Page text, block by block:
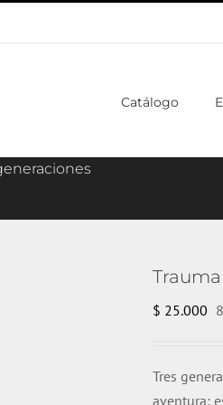
Catálogo
$ 25.000
Tres
aventura;